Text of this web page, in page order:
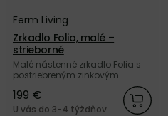
Ferm Living
Zrkadlo Folia, malé –
strieborné
Malé nástenné zrkadlo Folia s
postriebreným zinkovým
rámom od dánskej značky
Ferm Living.
199 €
U vás do 3-4 týždňov